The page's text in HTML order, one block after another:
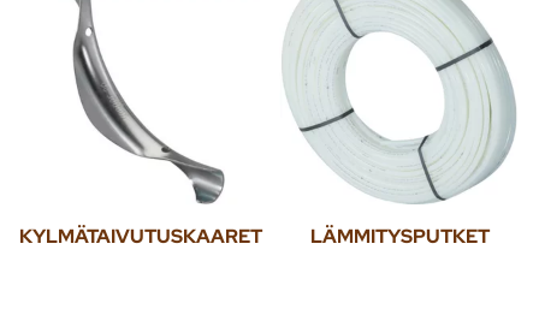
KYLMÄTAIVUTUSKAARET LÄMMITYSPUTKET